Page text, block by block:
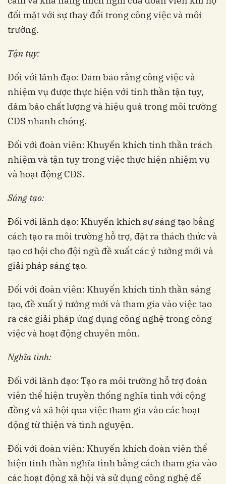
đối mặt với sự thay đổi trong công việc và môi
trường.
Tận tụy:
Đối với lãnh đạo: Đảm bảo rằng công việc và
nhiệm vụ được thực hiện với tinh thần tận tụy,
đảm bảo chất lượng và hiệu quả trong môi trường
CĐS nhanh chóng.
Đối với đoàn viên: Khuyến khích tinh thần trách
nhiệm và tận tụy trong việc thực hiện nhiệm vụ
và hoạt động CĐS.
Sáng tạo:
Đối với lãnh đạo: Khuyến khích sự sáng tạo bằng
cách tạo ra môi trường hỗ trợ, đặt ra thách thức và
tạo cơ hội cho đội ngũ đề xuất các ý tưởng mới và
giải pháp sáng tạo.
Đối với đoàn viên: Khuyến khích tinh thần sáng
tạo, đề xuất ý tưởng mới và tham gia vào việc tạo
ra các giải pháp ứng dụng công nghệ trong công
việc và hoạt động chuyên môn.
Nghĩa tình:
Đối với lãnh đạo: Tạo ra môi trường hỗ trợ đoàn
viên thể hiện truyền thống nghĩa tình với cộng
đồng và xã hội qua việc tham gia vào các hoạt
động từ thiện và tình nguyện.
Đối với đoàn viên: Khuyến khích đoàn viên thể
hiện tinh thần nghĩa tình bằng cách tham gia vào
các hoạt động xã hội và sử dụng công nghệ để